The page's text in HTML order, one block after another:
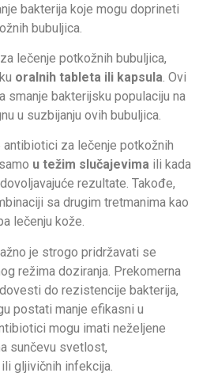
bakterija koje mogu doprineti
bubuljica.
lečenje potkožnih bubuljica,
oralnih tableta ili kapsula. Ovi
smanje bakterijsku populaciju na
u suzbijanju ovih bubuljica.
antibiotici za lečenje potkožnih
u težim slučajevima ili kada
rezultate. Takođe,
sa drugim tretmanima kao
lečenju kože.
je strogo pridržavati se
režima doziranja. Prekomerna
do rezistencije bakterija,
postati manje efikasni u
mogu imati neželjene
sunčevu svetlost,
gljivičnih infekcija.